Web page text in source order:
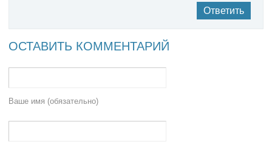
Ответить
ОСТАВИТЬ КОММЕНТАРИЙ
Ваше имя (обязательно)